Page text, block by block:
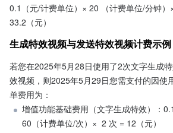
0.1（元/计费单位）× 20 （计费单位/分钟
33.2（元）
生成特效视频与发送特效视频计费示例
若您在2025年5月28日使用了2次文字生成
效视频，则2025年5月29日您需支付的因使
单费用为：
增值功能基础费用（文字生成特效）：
60（计费单位/次）×  2 次 = 12（元）